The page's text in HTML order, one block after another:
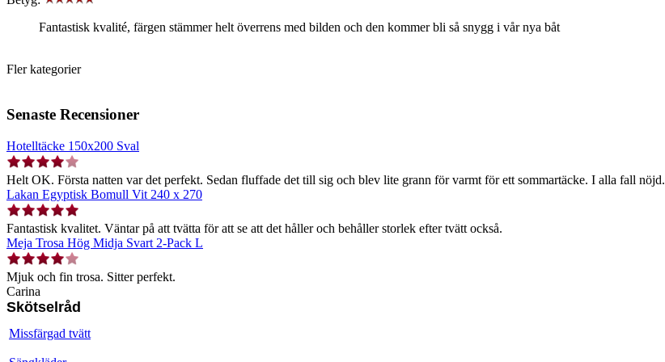
Fantastisk kvalité, färgen stämmer helt överrens med bilden och den kommer bli så snygg i vår nya båt
Fler kategorier
Senaste Recensioner
Hotelltäcke 150x200 Sval
Helt OK. Första natten var det perfekt. Sedan fluffade det till sig och blev lite grann för varmt för ett sommartäcke. I alla fall nöjd.
Lakan Egyptisk Bomull Vit 240 x 270
Fantastisk kvalitet. Väntar på att tvätta för att se att det håller och behåller storlek efter tvätt också.
Meja Trosa Hög Midja Svart 2-Pack L
Mjuk och fin trosa. Sitter perfekt.
Carina
Skötselråd
Missfärgad tvätt